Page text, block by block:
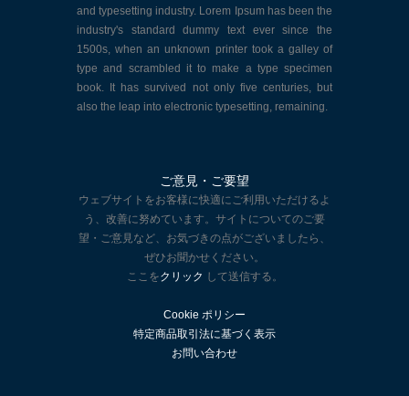
and typesetting industry. Lorem Ipsum has been the
industry's standard dummy text ever since the
1500s, when an unknown printer took a galley of
type and scrambled it to make a type specimen
book. It has survived not only five centuries, but
also the leap into electronic typesetting, remaining.
ご意見・ご要望
ウェブサイトをお客様に快適にご利用いただけるよ
う、改善に努めています。サイトについてのご要
望・ご意見など、お気づきの点がございましたら、
ぜひお聞かせください。
ここをクリック して送信する。
Cookie ポリシー
特定商品取引法に基づく表示
お問い合わせ